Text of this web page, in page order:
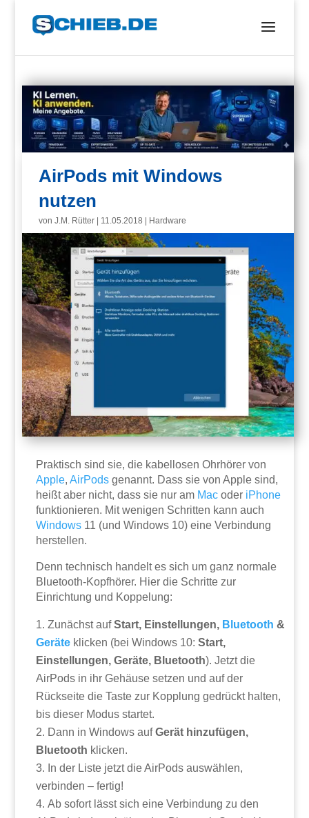
AirPods mit Windows
nutzen
vonJ.M. Rütter 11.05.2018 Hardware
Praktisch sind sie, die kabellosen Ohrhörer von
Apple,AirPods genannt. Dass sie von Apple sind,
heißt aber nicht, dass sie nur am Mac oder iPhone
funktionieren. Mit wenigen Schritten kann auch
Windows 11 (und Windows 10) eine Verbindung
herstellen.
Denn technisch handelt es sich um ganz normale
Bluetooth-Kopfhörer. Hier die Schritte zur
Einrichtung und Koppelung:
Zunächst aufStart, Einstellungen, Bluetooth &
Geräte klicken (bei Windows 10:Start,
Einstellungen, Geräte, Bluetooth). Jetzt die
AirPods in ihr Gehäuse setzen und auf der
Rückseite die Taste zur Kopplung gedrückt halten,
bis dieser Modus startet.
Dann in Windows aufGerät hinzufügen,
Bluetooth klicken.
In der Liste jetzt die AirPods auswählen,
verbinden – fertig!
Ab sofort lässt sich eine Verbindung zu den